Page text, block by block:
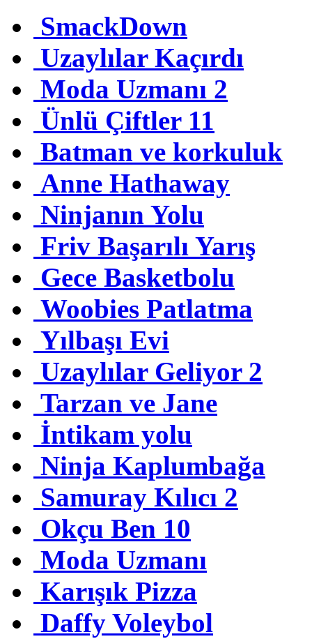
SmackDown
Uzaylılar Kaçırdı
Moda Uzmanı 2
Ünlü Çiftler 11
Batman ve korkuluk
Anne Hathaway
Ninjanın Yolu
Friv Başarılı Yarış
Gece Basketbolu
Woobies Patlatma
Yılbaşı Evi
Uzaylılar Geliyor 2
Tarzan ve Jane
İntikam yolu
Ninja Kaplumbağa
Samuray Kılıcı 2
Okçu Ben 10
Moda Uzmanı
Karışık Pizza
Daffy Voleybol